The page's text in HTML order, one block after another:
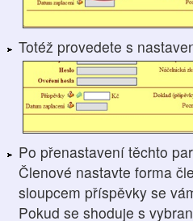
Totéž provedete s
Po přenastavení těchto
Členové nastavte forma
sloupcem příspěvky se
Pokud se shoduje s